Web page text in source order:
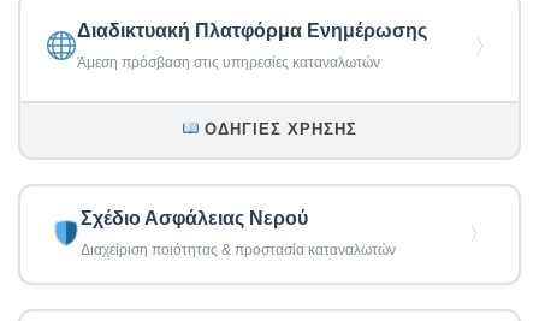
Διαδικτυακή Πλατφόρμα Ενημέρωσης
Άμεση πρόσβαση στις υπηρεσίες καταναλωτών
〉
ΟΔΗΓΊΕΣ ΧΡΉΣΗΣ
Σχέδιο Ασφάλειας Νερού
Διαχείριση ποιότητας & προστασία καταναλωτών
〉